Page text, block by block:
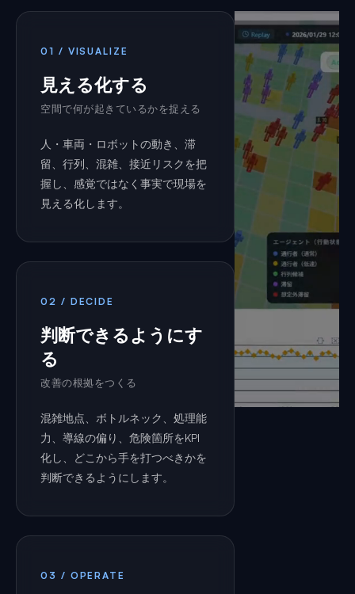
01 / VISUALIZE
見える化する
空間で何が起きているかを捉える
人・車両・ロボットの動き、滞
留、行列、混雑、接近リスクを把
握し、感覚ではなく事実で現場を
見える化します。
02 / DECIDE
判断できるようにす
る
改善の根拠をつくる
混雑地点、ボトルネック、処理能
力、導線の偏り、危険箇所をKPI
化し、どこから手を打つべきかを
判断できるようにします。
03 / OPERATE